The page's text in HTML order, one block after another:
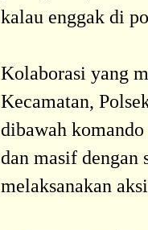
kalau enggak di
Kolaborasi yang
Kecamatan,
dibawah
dan masif dengan
melaksanakan